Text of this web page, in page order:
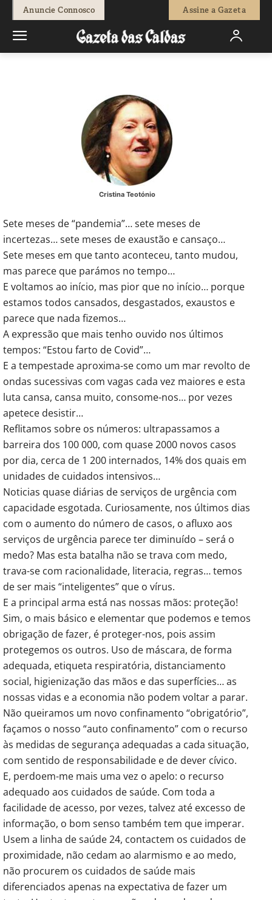
Anuncie Connosco Assine a Gazeta
Redação - 22 de Outubro, 2020 0
Cristina Teotónio
Sete meses de “pandemia”… sete meses de
incertezas… sete meses de exaustão e cansaço…
Sete meses em que tanto aconteceu, tanto mudou,
mas parece que parámos no tempo…
E voltamos ao início, mas pior que no início… porque
estamos todos cansados, desgastados, exaustos e
parece que nada fizemos…
A expressão que mais tenho ouvido nos últimos
tempos: “Estou farto de Covid”…
E a tempestade aproxima-se como um mar revolto de
ondas sucessivas com vagas cada vez maiores e esta
luta cansa, cansa muito, consome-nos… por vezes
apetece desistir…
Reflitamos sobre os números: ultrapassamos a
barreira dos 100 000, com quase 2000 novos casos
por dia, cerca de 1 200 internados, 14% dos quais em
unidades de cuidados intensivos…
Noticias quase diárias de serviços de urgência com
capacidade esgotada. Curiosamente, nos últimos dias
com o aumento do número de casos, o afluxo aos
serviços de urgência parece ter diminuído – será o
medo? Mas esta batalha não se trava com medo,
trava-se com racionalidade, literacia, regras… temos
de ser mais “inteligentes” que o vírus.
E a principal arma está nas nossas mãos: proteção!
Sim, o mais básico e elementar que podemos e temos
obrigação de fazer, é proteger-nos, pois assim
protegemos os outros. Uso de máscara, de forma
adequada, etiqueta respiratória, distanciamento
social, higienização das mãos e das superfícies… as
nossas vidas e a economia não podem voltar a parar.
Não queiramos um novo confinamento “obrigatório”,
façamos o nosso “auto confinamento” com o recurso
às medidas de segurança adequadas a cada situação,
com sentido de responsabilidade e de dever cívico.
E, perdoem-me mais uma vez o apelo: o recurso
adequado aos cuidados de saúde. Com toda a
facilidade de acesso, por vezes, talvez até excesso de
informação, o bom senso também tem que imperar.
Usem a linha de saúde 24, contactem os cuidados de
proximidade, não cedam ao alarmismo e ao medo,
não procurem os cuidados de saúde mais
diferenciados apenas na expectativa de fazer um